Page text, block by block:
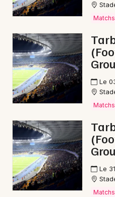
Magazine à Tarbes
65 - Hautes-Pyrénées
Choisir mes départements
Mon email
Matchs
Le
Matchs
Le
Matchs